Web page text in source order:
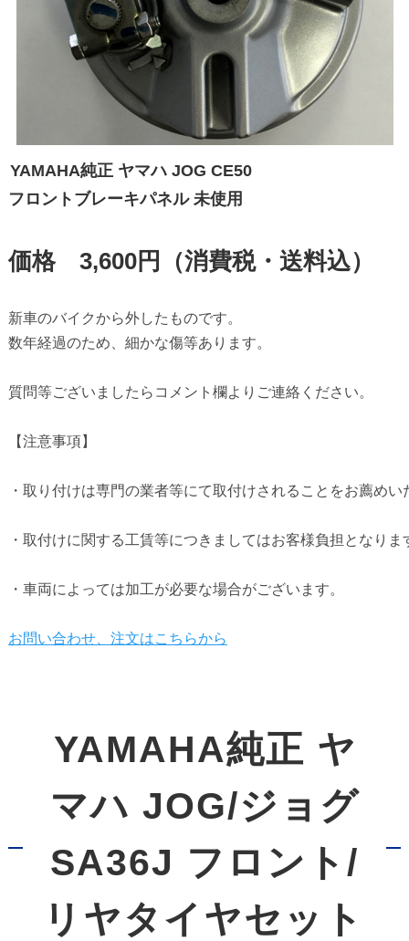
YAMAHA純正 ヤマハ JOG CE50
フロントブレーキパネル 未使用
価格　3,600円（消費税・送料込）
新車のバイクから外したものです。
数年経過のため、細かな傷等あります。
質問等ございましたらコメント欄よりご連絡ください。
【注意事項】
・取り付けは専門の業者等にて取付けされることをお薦めい
・取付けに関する工賃等につきましてはお客様負担となりま
・車両によっては加工が必要な場合がございます。
YAMAHA純正 ヤ
マハ JOG/ジョグ
SA36J フロント/
リヤタイヤセット